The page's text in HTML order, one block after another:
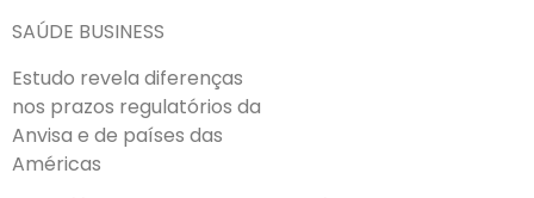
SAÚDE BUSINESS
Estudo revela diferenças
nos prazos regulatórios da
Anvisa e de países das
Américas